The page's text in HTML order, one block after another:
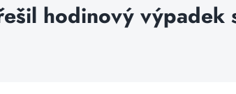
hodinový výpadek